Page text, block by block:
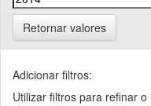
Retornar valores
Adicionar filtros:
Utilizar filtros para refinar